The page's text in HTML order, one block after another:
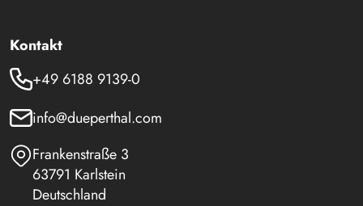
Kontakt
+49 6188 9139-0
info@dueperthal.com
Frankenstraße 3
63791 Karlstein
Deutschland